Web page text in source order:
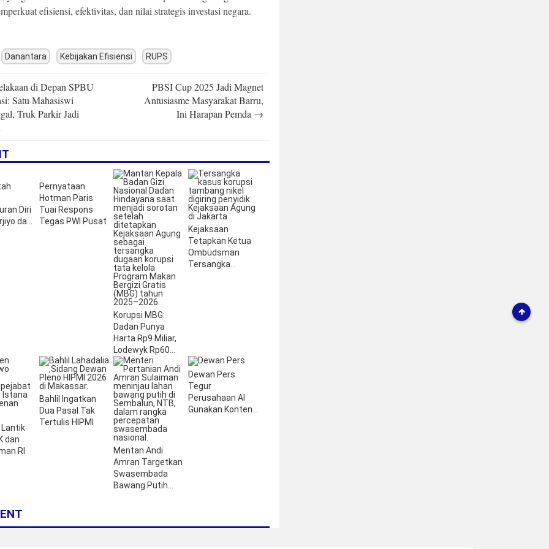
efisiensi, efektivitas, dan nilai strategis investasi negara.
Danantara Kebijakan Efisiensi RUPS
di Depan SPBU
Satu Mahasiswi
Truk Parkir Jadi
PBSI Cup 2025 Jadi Magnet
Antusiasme Masyarakat Barru,
Ini Harapan Pemda →
Diri
dari
Pernyataan
Hotman Paris
Tuai Respons
Tegas PWI Pusat
Korupsi MBG:
Dadan Punya
Harta Rp9 Miliar,
Lodewyk Rp60
Miliar
Kejaksaan
Tetapkan Ketua
Ombudsman
Tersangka
Lantik
dan
RI
Bahlil Ingatkan
Dua Pasal Tak
Tertulis HIPMI
Mentan Andi
Amran Targetkan
Swasembada
Bawang Putih
Dewan Pers
Tegur
Perusahaan AI
Gunakan Konten